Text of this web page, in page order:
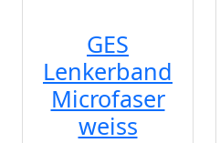
GES
Lenkerband
Microfaser
weiss